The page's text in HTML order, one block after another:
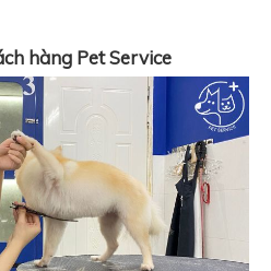
hàng Pet Service